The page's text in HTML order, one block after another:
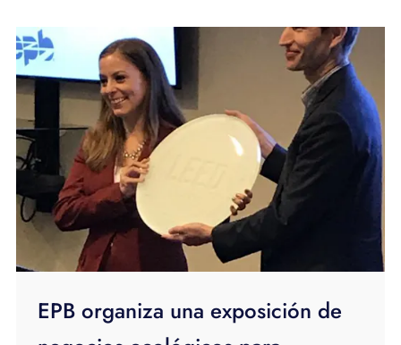
EPB organiza una exposición de